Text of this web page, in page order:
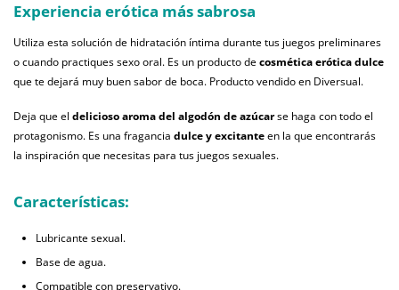
Experiencia erótica más sabrosa
Utiliza esta solución de hidratación íntima durante tus juegos preliminares
o cuando practiques sexo oral. Es un producto decosmética erótica dulce
que te dejará muy buen sabor de boca. Producto vendido en Diversual.
Deja que el delicioso aroma del algodón de azúcarse haga con todo el
protagonismo. Es una fragancia dulce y excitanteen la que encontrarás
la inspiración que necesitas para tus juegos sexuales.
Características:
Lubricante sexual.
Base de agua.
Compatible con preservativo.